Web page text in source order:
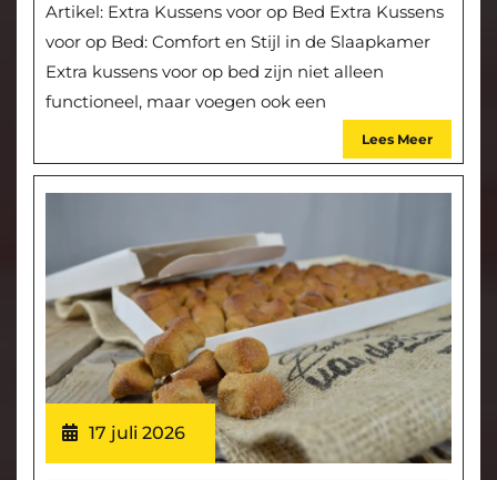
Artikel: Extra Kussens voor op Bed Extra Kussens
voor op Bed: Comfort en Stijl in de Slaapkamer
Extra kussens voor op bed zijn niet alleen
functioneel, maar voegen ook een
Lees Meer
17 juli 2026